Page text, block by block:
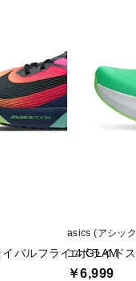
バルフライ 4 GLAM
asics (アシッ
エボライド
￥6,999